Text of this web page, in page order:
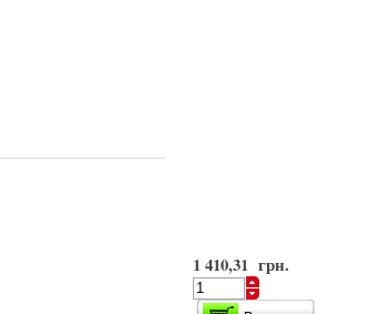
1 410,31 грн.